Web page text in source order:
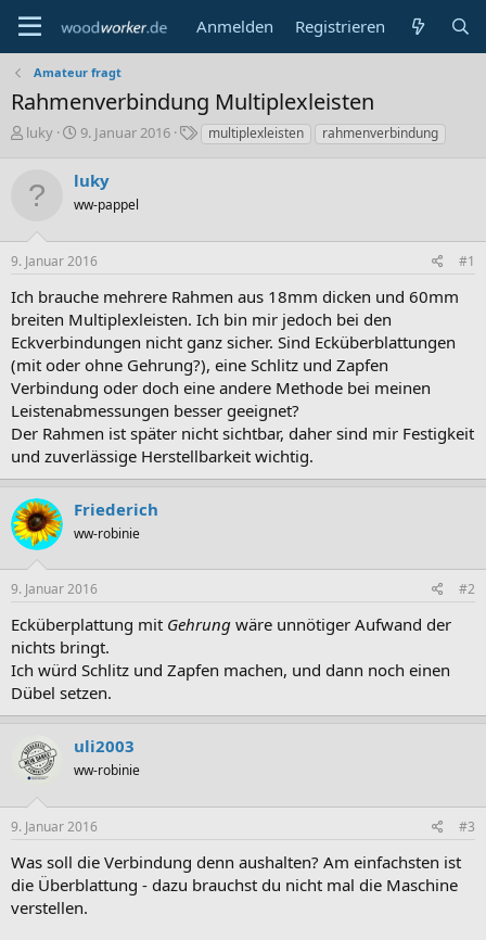
Anmelden Registrieren
Amateur fragt
Rahmenverbindung Multiplexleisten
E
t
l
e
r
luky
E
t
e
l
t
a
m
9. Januar 2016
S
w
t
e
multiplexleisten rahmenverbindung
luky
ww-pappel
9. Januar 2016 #1
Ich brauche mehrere Rahmen aus 18mm dicken und 60mm
breiten Multiplexleisten. Ich bin mir jedoch bei den
Eckverbindungen nicht ganz sicher. Sind Ecküberblattungen
(mit oder ohne Gehrung?), eine Schlitz und Zapfen
Verbindung oder doch eine andere Methode bei meinen
Leistenabmessungen besser geeignet?
Der Rahmen ist später nicht sichtbar, daher sind mir Festigkeit
und zuverlässige Herstellbarkeit wichtig.
Friederich
ww-robinie
9. Januar 2016 #2
Ecküberplattung mit Gehrung wäre unnötiger Aufwand der
nichts bringt.
Ich würd Schlitz und Zapfen machen, und dann noch einen
Dübel setzen.
uli2003
ww-robinie
9. Januar 2016 #3
Was soll die Verbindung denn aushalten? Am einfachsten ist
die Überblattung - dazu brauchst du nicht mal die Maschine
verstellen.